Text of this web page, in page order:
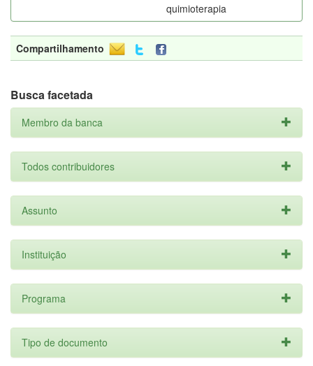
quimioterapia
Compartilhamento
Busca facetada
Membro da banca
Todos contribuidores
Assunto
Instituição
Programa
Tipo de documento